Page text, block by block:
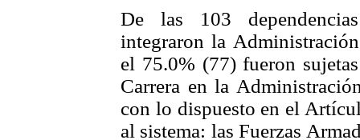
De las 103
integraron la
el 75.0% (77) fueron
Carrera en la
con lo dispuesto en el
al sistema: las Fuerzas